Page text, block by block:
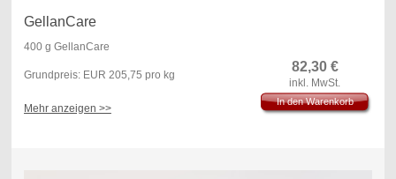
82,30€
inkl. MwSt.
In den Warenkorb
GellanCare
400 g GellanCare
Grundpreis: EUR 205,75 pro kg
Mehr anzeigen >>